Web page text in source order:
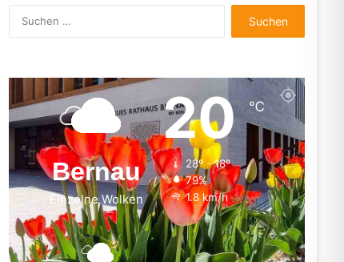
nach:
Bernau
Einzelne Wolken
20℃
28º - 18º
79%
1.8 km/h